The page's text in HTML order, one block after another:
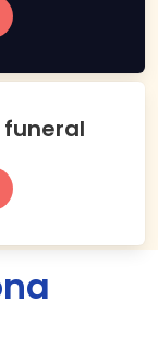
funeral